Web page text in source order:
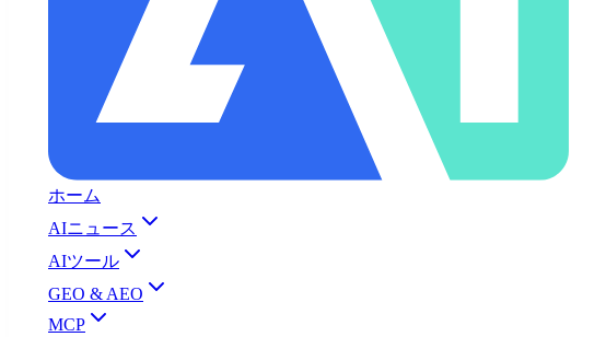
ホーム
AIニュース
AIツール
GEO & AEO
MCP